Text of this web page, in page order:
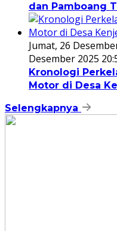
dan Pamboang
Jumat, 26
Desember 2025
Kronologi
Motor di Desa
Selengkapnya